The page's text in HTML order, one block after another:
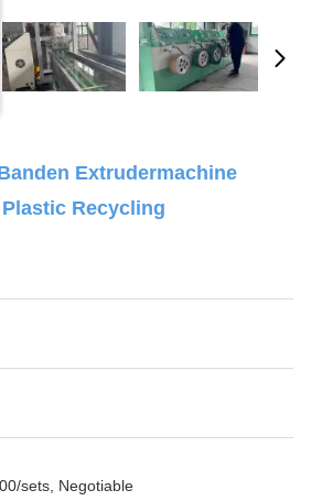
Extrudermachine
Recycling
sets, Negotiable